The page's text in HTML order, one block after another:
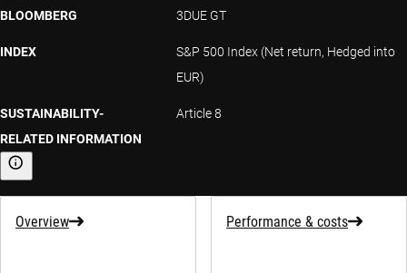
BLOOMBERG 3DUE GT
INDEX
S&P 500 Index (Net return, Hedged into
EUR)
SUSTAINABILITY-
RELATED INFORMATION
Sustainability-related information
Article 8
Overview Performance & costs